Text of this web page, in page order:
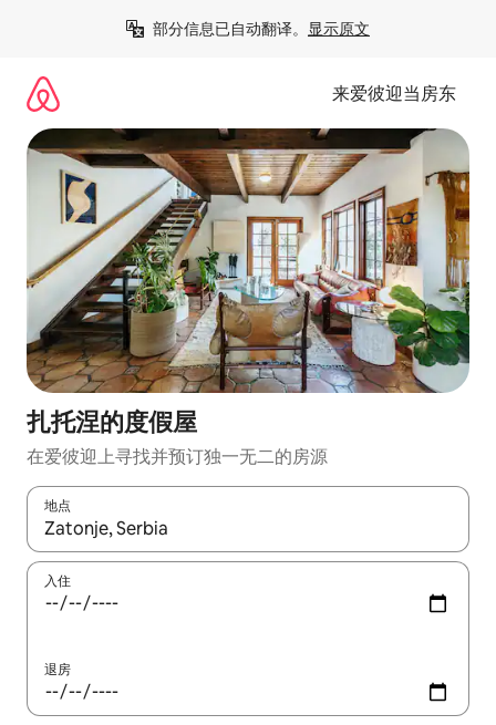
部分信息已自动翻译。 显示原文
来爱彼迎当房东
扎托涅的度假屋
在爱彼迎上寻找并预订独一无二的房源
地点
如有搜索结果，请使用上下方向键查看，或通过点击或滑动手势
入住
退房